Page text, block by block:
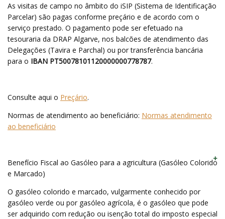
As visitas de campo no âmbito do iSIP (Sistema de Identificação
Parcelar) são pagas conforme preçário e de acordo com o
serviço prestado. O pagamento pode ser efetuado na
tesouraria da DRAP Algarve, nos balcões de atendimento das
Delegações (Tavira e Parchal) ou por transferência bancária
para o IBAN PT50078101120000000778787.
Consulte aqui o Preçário.
Normas de atendimento ao beneficiário: Normas atendimento
ao beneficiário
Benefício Fiscal ao Gasóleo para a agricultura (Gasóleo Colorido
e Marcado)
O gasóleo colorido e marcado, vulgarmente conhecido por
gasóleo verde ou por gasóleo agrícola, é o gasóleo que pode
ser adquirido com redução ou isenção total do imposto especial